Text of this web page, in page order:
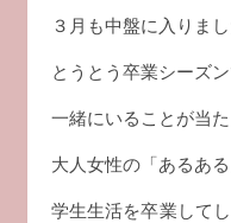
３月も中盤に入りまし
とうとう卒業シーズン
一緒にいることが当
大人女性の「あるあ
学生生活を卒業して